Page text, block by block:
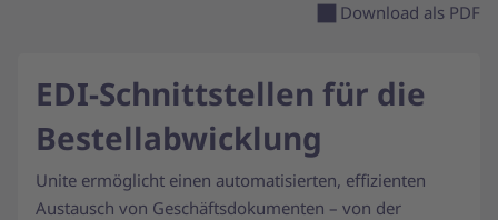
Download als PDF
EDI-Schnittstellen für die
Bestellabwicklung
Unite ermöglicht einen automatisierten, effizienten
Austausch von Geschäftsdokumenten – von der